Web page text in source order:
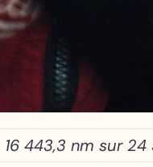
443,3 nm sur